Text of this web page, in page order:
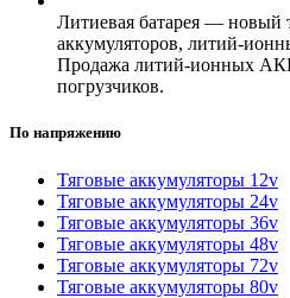
Литиевая батарея — новый
аккумуляторов, литий-
Продажа литий-ионных
погрузчиков.
По напряжению
Тяговые аккумуляторы 12v
Тяговые аккумуляторы 24v
Тяговые аккумуляторы 36v
Тяговые аккумуляторы 48v
Тяговые аккумуляторы 72v
Тяговые аккумуляторы 80v